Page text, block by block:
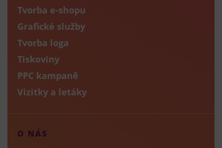
Tvorba e-shopu
Grafické služby
Tvorba loga
Tiskoviny
PPC kampaně
Vizitky a letáky
O NÁS